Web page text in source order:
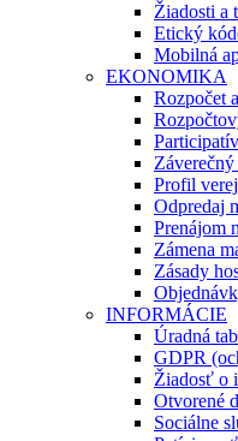
Žiadosti a
Etický
Mobilná
EKONOMIKA
Rozpočet
Záverečný
Profil
Odpredaj
Prenájom
Zámena
Zásady
INFORMÁCIE
Úradná
GDPR
Žiadosť o
Otvorené
Sociálne